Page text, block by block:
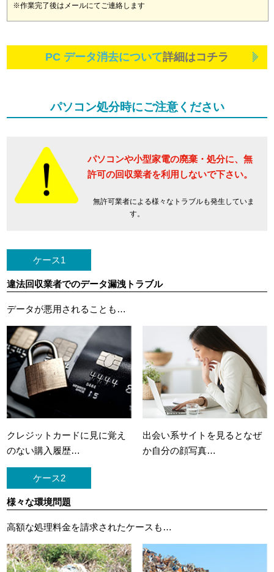
※作業完了後はメールにてご連絡します
PC データ消去について詳細はコチラ
パソコン処分時にご注意ください
パソコンや小型家電の廃棄・処分に、 無
許可の回収業者を利用しないで下さい。
無許可業者による様々なトラブルも発生していま
す。
ケース1
違法回収業者でのデータ漏洩トラブル
データが悪用されることも…
クレジットカードに 見に覚え
のない購入履歴…
出会い系サイトを見ると なぜ
か自分の顔写真…
ケース2
様々な環境問題
高額な処理料金を請求されたケースも…